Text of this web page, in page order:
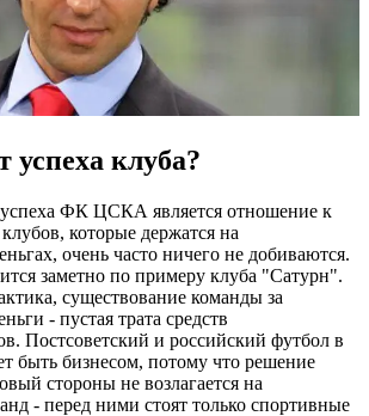
успеха клуба?
ФК ЦСКА является отношение к
которые держатся на
очень часто ничего не добиваются.
заметно по примеру клуба "Сатурн".
существование команды за
- пустая трата средств
Постсоветский и российский футбол в
быть бизнесом, потому что решение
стороны не возлагается на
- перед ними стоят только спортивные